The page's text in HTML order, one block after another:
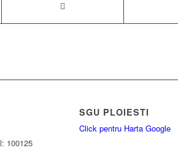
100125
SGU PLOIESTI
Click pentru Harta Google